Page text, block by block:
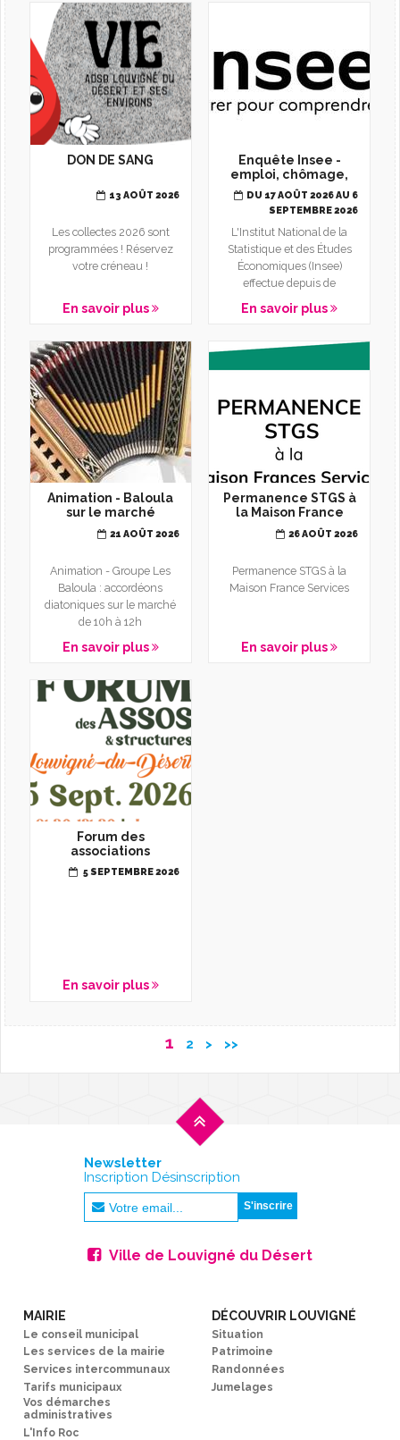
DON DE SANG
13 AOÛT 2026
Les collectes 2026 sont
programmées ! Réservez
votre créneau !
En savoir plus
Enquête Insee -
emploi, chômage,
inactivité
DU 17 AOÛT 2026 AU 6
SEPTEMBRE 2026
L'Institut National de la
Statistique et des Études
Économiques (Insee)
effectue depuis de
nombreuses années sur
toute...
En savoir plus
Animation - Baloula
sur le marché
21 AOÛT 2026
Animation - Groupe Les
Baloula : accordéons
diatoniques sur le marché
de 10h à 12h
En savoir plus
Permanence STGS à
la Maison France
Services26 AOÛT 2026
Permanence STGS à la
Maison France Services
En savoir plus
Forum des
associations
5 SEPTEMBRE 2026
En savoir plus
1 2 > >>
Newsletter
Inscription Désinscription
Ville de Louvigné du Désert
MAIRIE
Le conseil municipal
Les services de la mairie
Services intercommunaux
Tarifs municipaux
Vos démarches
administratives
L'Info Roc
DÉCOUVRIR LOUVIGNÉ
Situation
Patrimoine
Randonnées
Jumelages